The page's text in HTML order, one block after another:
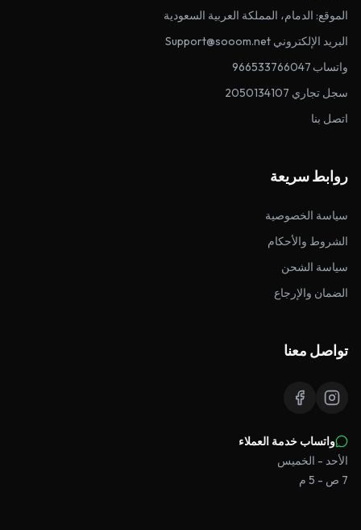
الموقع: الدمام، المملكة العربية السعودية
البريد الإلكتروني Support@sooom.net
واتساب 966533766047
سجل تجاري 2050134107
اتصل بنا
روابط سريعة
سياسة الخصوصية
الشروط والأحكام
سياسة الشحن
الضمان والإرجاع
تواصل معنا
واتساب خدمة العملاء
الأحد - الخميس
7 ص - 5 م